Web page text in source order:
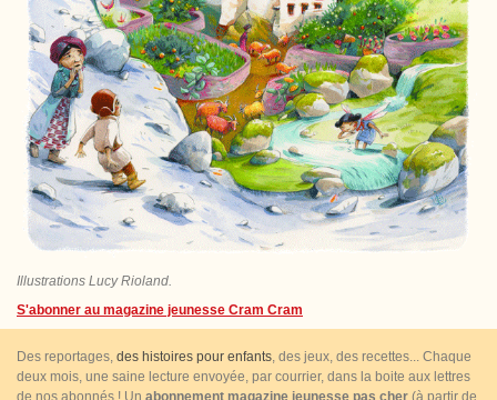
Illustrations Lucy Rioland.
S'abonner au magazine jeunesse Cram Cram
Des reportages, des histoires pour enfants, des jeux, des recettes... Chaque
deux mois, une saine lecture envoyée, par courrier, dans la boite aux lettres
de nos abonnés ! Un abonnement magazine jeunesse pas cher (à partir de